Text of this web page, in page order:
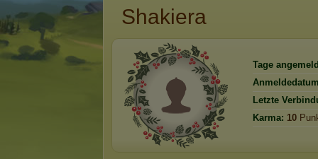
Shakiera
Tage
Letzte
Karma: 10